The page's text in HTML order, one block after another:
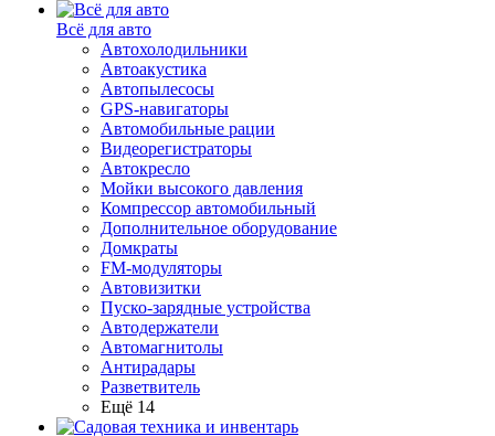
Всё для авто
Автохолодильники
Автоакустика
Автопылесосы
GPS-навигаторы
Автомобильные рации
Видеорегистраторы
Автокресло
Мойки высокого давления
Компрессор автомобильный
Дополнительное оборудование
Домкраты
FM-модуляторы
Автовизитки
Пуско-зарядные устройства
Автодержатели
Автомагнитолы
Антирадары
Разветвитель
Ещё 14